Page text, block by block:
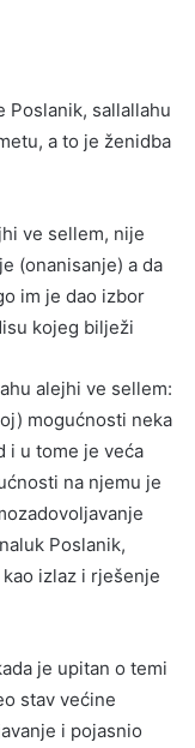
Poslanik, sallallahu
a to je ženidba
ve sellem, nije
(onanisanje) a da
im je dao izbor
kojeg bilježi
alejhi ve sellem:
mogućnosti neka
i u tome je veća
na njemu je
Poslanik,
izlaz i rješenje
je upitan o temi
stav većine
i pojasnio